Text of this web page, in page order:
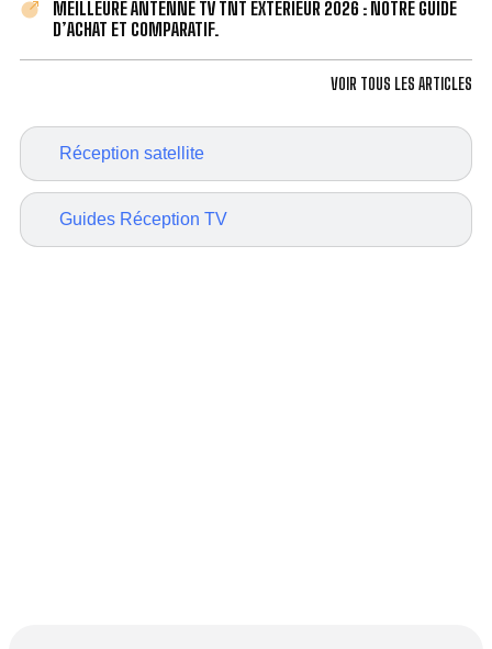
Réception satellite
Guides Réception TV
MEILLEURE ANTENNE TV TNT EXTÉRIEUR 2026 : NOTRE GUIDE
D’ACHAT ET COMPARATIF.
VOIR TOUS LES ARTICLES